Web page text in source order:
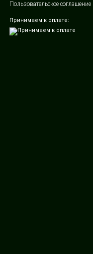
Пользовательское соглашение
Принимаем к оплате: